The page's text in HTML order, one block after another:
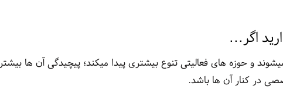
اگر...
و حوزه های فعالیتی تنوع بیشتری پیدا میکند؛ پیچیدگی آن ها
در کنار آن ها باشد.